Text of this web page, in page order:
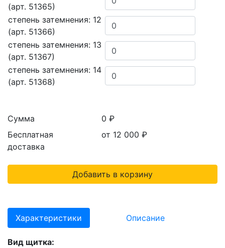
(арт. 51365)
степень затемнения: 12
(арт. 51366)
степень затемнения: 13
(арт. 51367)
степень затемнения: 14
(арт. 51368)
Сумма
Бесплатная
доставка
0 ₽
от 12 000 ₽
Добавить в корзину
Характеристики Описание
Вид щитка: